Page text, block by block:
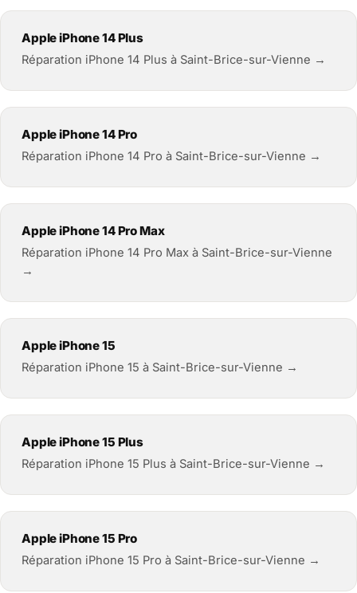
Apple iPhone 14 Plus
Réparation iPhone 14 Plus à Saint-Brice-sur-Vienne →
Apple iPhone 14 Pro
Réparation iPhone 14 Pro à Saint-Brice-sur-Vienne →
Apple iPhone 14 Pro Max
Réparation iPhone 14 Pro Max à Saint-Brice-sur-Vienne
→
Apple iPhone 15
Réparation iPhone 15 à Saint-Brice-sur-Vienne →
Apple iPhone 15 Plus
Réparation iPhone 15 Plus à Saint-Brice-sur-Vienne →
Apple iPhone 15 Pro
Réparation iPhone 15 Pro à Saint-Brice-sur-Vienne →